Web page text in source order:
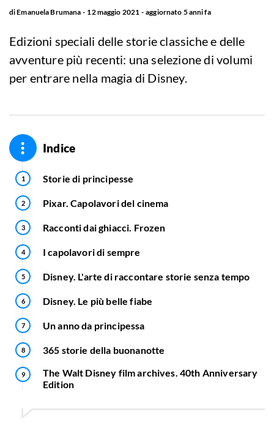
diEmanuela Brumana 12 maggio 2021 aggiornato 5 anni fa
Edizioni speciali delle storie classiche e delle
avventure più recenti: una selezione di volumi
per entrare nella magia di Disney.
Indice
Storie di principesse
Pixar. Capolavori del cinema
Racconti dai ghiacci. Frozen
I capolavori di sempre
Disney. L'arte di raccontare storie senza tempo
Disney. Le più belle fiabe
Un anno da principessa
365 storie della buonanotte
The Walt Disney film archives. 40th Anniversary
Edition